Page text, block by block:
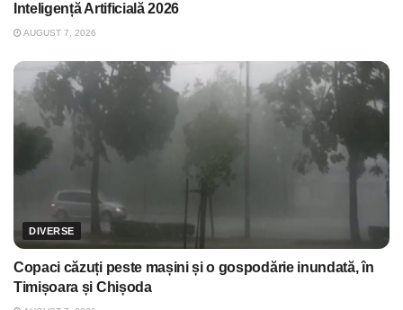
Inteligență Artificială 2026
AUGUST 7, 2026
DIVERSE
Copaci căzuți peste mașini și o gospodărie inundată, în
Timișoara și Chișoda